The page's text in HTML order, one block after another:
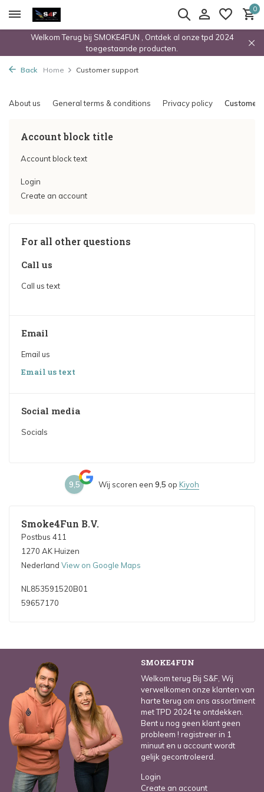
0
Welkom Terug bij SMOKE4FUN , Ontdek al onze tpd 2024
toegestaande producten.
Back Home Customer support
About us General terms & conditions Privacy policy Customer
Account block title
Account block text
Login
Create an account
For all other questions
Call us
Call us text
Email
Email us
Email us text
Social media
Socials
9,5 Wij scoren een 9,5 op Kiyoh
Smoke4Fun B.V.
Postbus 411
1270 AK Huizen
Nederland View on Google Maps
NL853591520B01
59657170
SMOKE4FUN
Welkom terug Bij S&F, Wij
verwelkomen onze klanten van
harte terug om ons assortiment
met TPD 2024 te ontdekken.
Bent u nog geen klant geen
probleem ! registreer in 1
minuut en u account wordt
gelijk gecontroleerd.
Login
Create an account